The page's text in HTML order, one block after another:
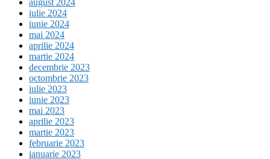
august 2024
iulie 2024
iunie 2024
mai 2024
aprilie 2024
martie 2024
decembrie 2023
octombrie 2023
iulie 2023
iunie 2023
mai 2023
aprilie 2023
martie 2023
februarie 2023
ianuarie 2023